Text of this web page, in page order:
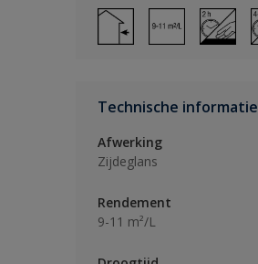
Technische informatie
Afwerking
Zijdeglans
Rendement
9-11 m²/L